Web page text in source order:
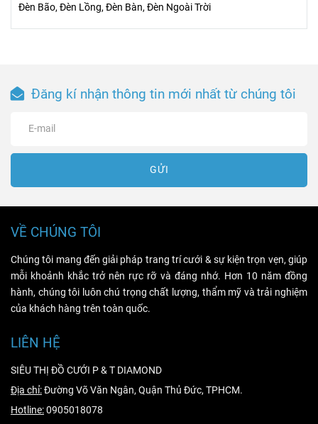
Đèn Bão, Đèn Lồng, Đèn Bàn, Đèn Ngoài Trời
Đăng kí nhận thông tin mới nhất từ chúng tôi
GỬI
VỀ CHÚNG TÔI
Chúng tôi mang đến giải pháp trang trí cưới & sự kiện trọn vẹn, giúp
mỗi khoảnh khắc trở nên rực rỡ và đáng nhớ. Hơn 10 năm đồng
hành, chúng tôi luôn chú trọng chất lượng, thẩm mỹ và trải nghiệm
của khách hàng trên toàn quốc.
LIÊN HỆ
SIÊU THỊ ĐỒ CƯỚI P & T DIAMOND
Địa chỉ:Đường Võ Văn Ngân, Quận Thủ Đức, TPHCM.
Hotline:0905018078